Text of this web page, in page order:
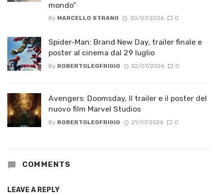
mondo”
By MARCELLO STRANO 30/07/2026 0
Spider-Man: Brand New Day, trailer finale e
poster al cinema dal 29 luglio
By ROBERTOLEOFRIGIO 22/07/2026 0
Avengers: Doomsday, Il trailer e il poster del
nuovo film Marvel Studios
By ROBERTOLEOFRIGIO 21/07/2026 0
COMMENTS
LEAVE A REPLY